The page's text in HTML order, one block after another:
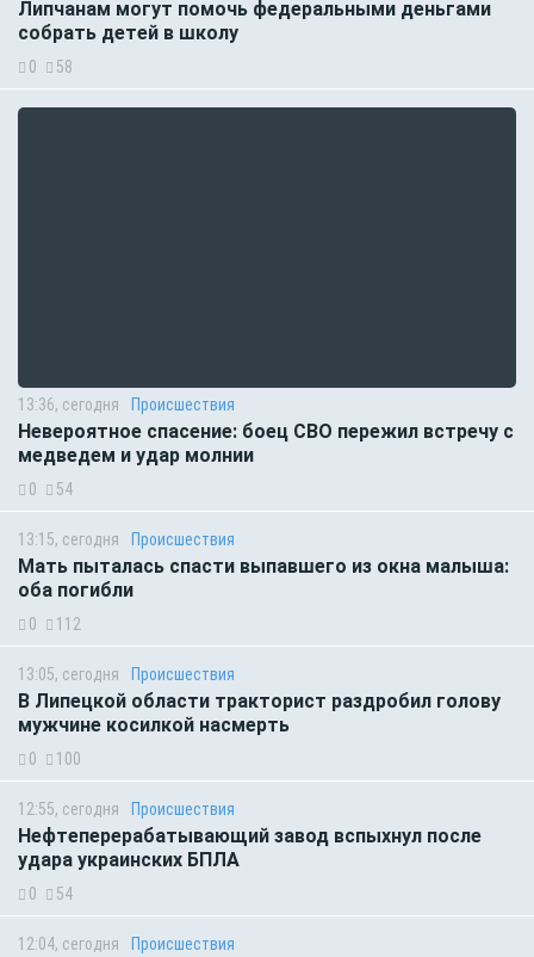
Липчанам могут помочь федеральными деньгами
собрать детей в школу
0 58
13:36, сегодня Происшествия
Невероятное спасение: боец СВО пережил встречу с
медведем и удар молнии
0 54
13:15, сегодня Происшествия
Мать пыталась спасти выпавшего из окна малыша:
оба погибли
0 112
13:05, сегодня Происшествия
В Липецкой области тракторист раздробил голову
мужчине косилкой насмерть
0 100
12:55, сегодня Происшествия
Нефтеперерабатывающий завод вспыхнул после
удара украинских БПЛА
0 54
12:04, сегодня Происшествия